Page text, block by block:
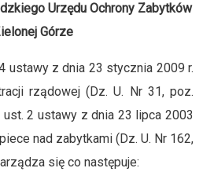
Urzędu Ochrony Zabytków
Górze
ustawy z dnia 23 stycznia 2009 r.
rządowej (Dz. U. Nr 31, poz.
2 ustawy z dnia 23 lipca 2003
nad zabytkami (Dz. U. Nr 162,
się co następuje: